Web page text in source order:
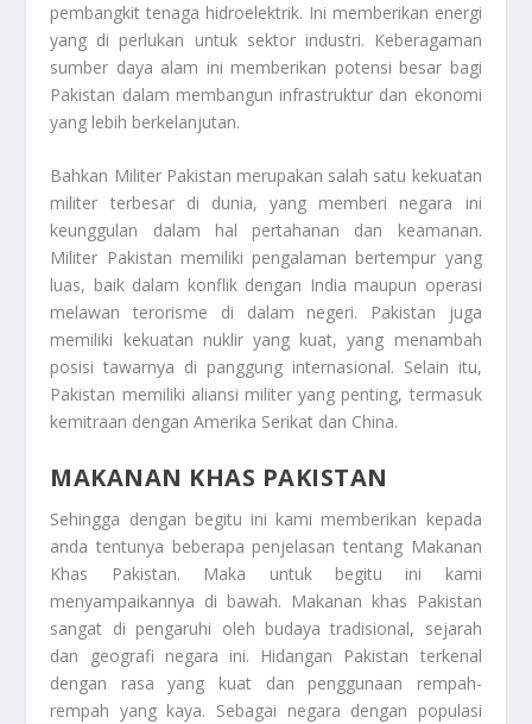
pembangkit tenaga hidroelektrik. Ini memberikan energi
yang di perlukan untuk sektor industri. Keberagaman
sumber daya alam ini memberikan potensi besar bagi
Pakistan dalam membangun infrastruktur dan ekonomi
yang lebih berkelanjutan.
Bahkan Militer Pakistan merupakan salah satu kekuatan
militer terbesar di dunia, yang memberi negara ini
keunggulan dalam hal pertahanan dan keamanan.
Militer Pakistan memiliki pengalaman bertempur yang
luas, baik dalam konflik dengan India maupun operasi
melawan terorisme di dalam negeri. Pakistan juga
memiliki kekuatan nuklir yang kuat, yang menambah
posisi tawarnya di panggung internasional. Selain itu,
Pakistan memiliki aliansi militer yang penting, termasuk
kemitraan dengan Amerika Serikat dan China.
MAKANAN KHAS PAKISTAN
Sehingga dengan begitu ini kami memberikan kepada
anda tentunya beberapa penjelasan tentang Makanan
Khas Pakistan. Maka untuk begitu ini kami
menyampaikannya di bawah. Makanan khas Pakistan
sangat di pengaruhi oleh budaya tradisional, sejarah
dan geografi negara ini. Hidangan Pakistan terkenal
dengan rasa yang kuat dan penggunaan rempah-
rempah yang kaya. Sebagai negara dengan populasi